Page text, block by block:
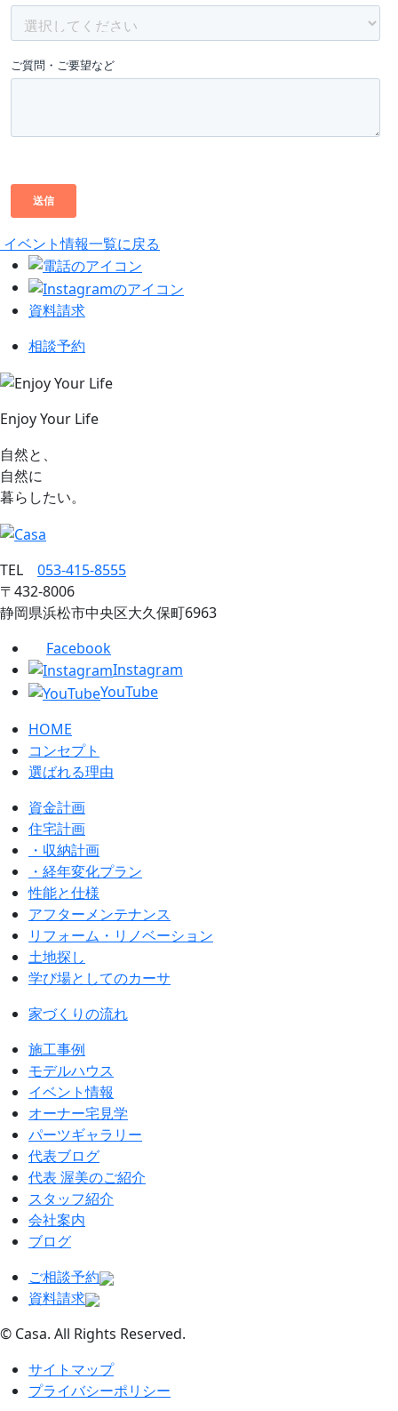
イベント情報一覧に戻る
資料請求
相談予約
Enjoy Your Life
自然と、
自然に
暮らしたい。
TEL 053‐415‐8555
〒432‐8006
静岡県浜松市中央区大久保町6963
Facebook
Instagram
YouTube
HOME
コンセプト
選ばれる理由
資金計画
住宅計画
・収納計画
・経年変化プラン
性能と仕様
アフターメンテナンス
リフォーム・リノベーション
土地探し
学び場としてのカーサ
家づくりの流れ
施工事例
モデルハウス
イベント情報
オーナー宅見学
パーツギャラリー
代表ブログ
代表 渥美のご紹介
スタッフ紹介
会社案内
ブログ
ご相談予約
資料請求
© Casa. All Rights Reserved.
サイトマップ
プライバシーポリシー